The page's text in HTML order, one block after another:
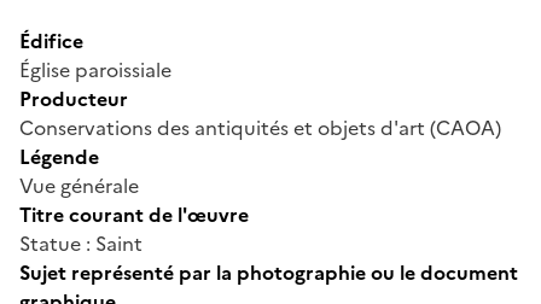
Édifice
Église paroissiale
Producteur
Conservations des antiquités et objets d'art (CAOA)
Légende
Vue générale
Titre courant de l'œuvre
Statue : Saint
Sujet représenté par la photographie ou le document